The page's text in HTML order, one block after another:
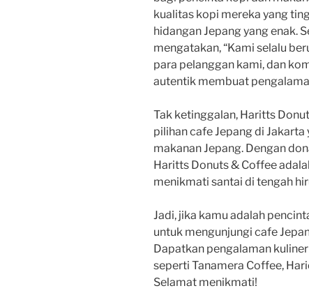
kualitas kopi mereka yang
hidangan Jepang yang enak.
mengatakan, “Kami selalu
para pelanggan kami, dan
autentik membuat
Tak ketinggalan, Haritts
pilihan cafe Jepang di
makanan Jepang. Dengan
Haritts Donuts & Coffee
menikmati santai di tengah
Jadi, jika kamu adalah
untuk mengunjungi cafe
Dapatkan pengalaman
seperti Tanamera Coffee,
Selamat menikmati!